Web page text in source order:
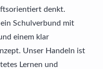
denkt.
Schulverbund mit
einem klar
Unser Handeln ist
Lernen und